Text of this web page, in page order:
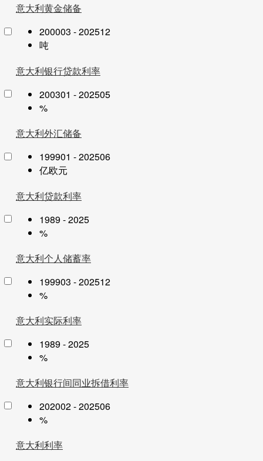
意大利黄金储备
200003 - 202512
吨
意大利银行贷款利率
200301 - 202505
%
意大利外汇储备
199901 - 202506
亿欧元
意大利贷款利率
1989 - 2025
%
意大利个人储蓄率
199903 - 202512
%
意大利实际利率
1989 - 2025
%
意大利银行间同业拆借利率
202002 - 202506
%
意大利利率